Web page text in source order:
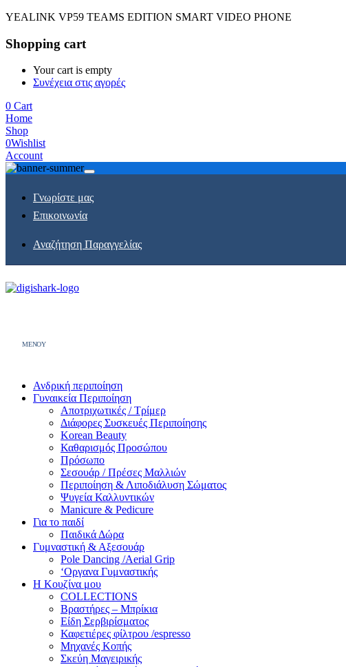
YEALINK VP59 TEAMS EDITION SMART VIDEO PHONE
Shopping cart
Your cart is empty
Συνέχεια στις αγορές
0 Cart
Home
Shop
0Wishlist
Account
Γνωρίστε μας
Επικοινωνία
Αναζήτηση Παραγγελίας
MENOY
Ανδρική περιποίηση
Γυναικεία Περιποίηση
Αποτριχωτικές / Τρίμερ
Διάφορες Συσκευές Περιποίησης
Korean Beauty
Καθαρισμός Προσώπου
Πρόσωπο
Σεσουάρ / Πρέσες Μαλλιών
Περιποίηση & Λιποδιάλυση Σώματος
Ψυγεία Καλλυντικών
Manicure & Pedicure
Για το παιδί
Παιδικά Δώρα
Γυμναστική & Αξεσουάρ
Pole Dancing /Aerial Grip
‘Οργανα Γυμναστικής
Η Κουζίνα μου
COLLECTIONS
Βραστήρες – Μπρίκια
Είδη Σερβιρίσματος
Καφετιέρες φίλτρου /espresso
Μηχανές Κοπής
Σκεύη Μαγειρικής